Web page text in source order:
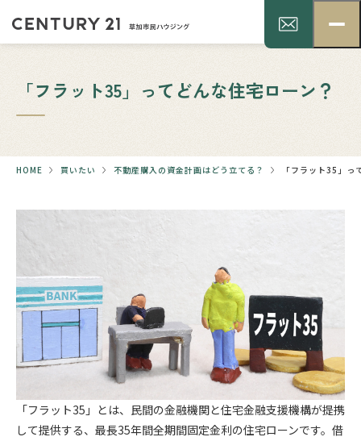
「フラット35」ってどんな住宅ローン？
HOME 買いたい 不動産購入の資金計画はどう立てる？ 「フラット35」っ
「フラット35」とは、民間の金融機関と住宅金融支援機構が提携
して提供する、最長35年間全期間固定金利の住宅ローンです。借